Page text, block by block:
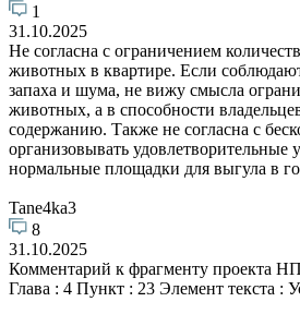
1
31.10.2025
Не согласна с ограничением
животных в квартире. Если
запаха и шума, не вижу смысла
животных, а в способности
содержанию. Также не согласна с
организовывать удовлетворительные
нормальные площадки для выгула в
Tane4ka3
8
31.10.2025
Комментарий к фрагменту проекта
Глава : 4 Пункт : 23 Элемент текста :